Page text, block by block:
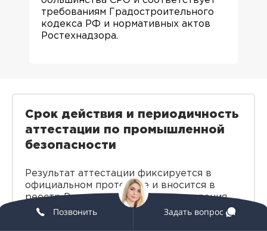
требованиям Градостроительного
кодекса РФ и нормативных актов
Ростехнадзора.
Срок действия и периодичность
аттестации по промышленной
безопасности
Результат аттестации фиксируется в
официальном протоколе и вносится в
реестр Ростехнадзора. Но эти сведения
действуют ограниченное время. По
Позвонить Задать вопрос